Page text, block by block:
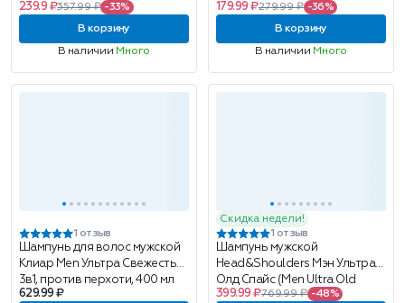
239.9 ₽357.99 ₽ -33%
В корзину
В наличии Много
400мл
179.99 ₽279.99 ₽ -36%
В корзину
В наличии Много
1 отзыв
Шампунь для волос мужской
Клиар Men Ультра Свежесть
3в1, против перхоти, 400 мл
629.99 ₽
Скидка недели!
1 отзыв
Шампунь мужской
Head&Shoulders Мэн Ультра
Олд Спайс (Men Ultra Old
Spice), против перхоти,
399.99 ₽769.99 ₽ -48%